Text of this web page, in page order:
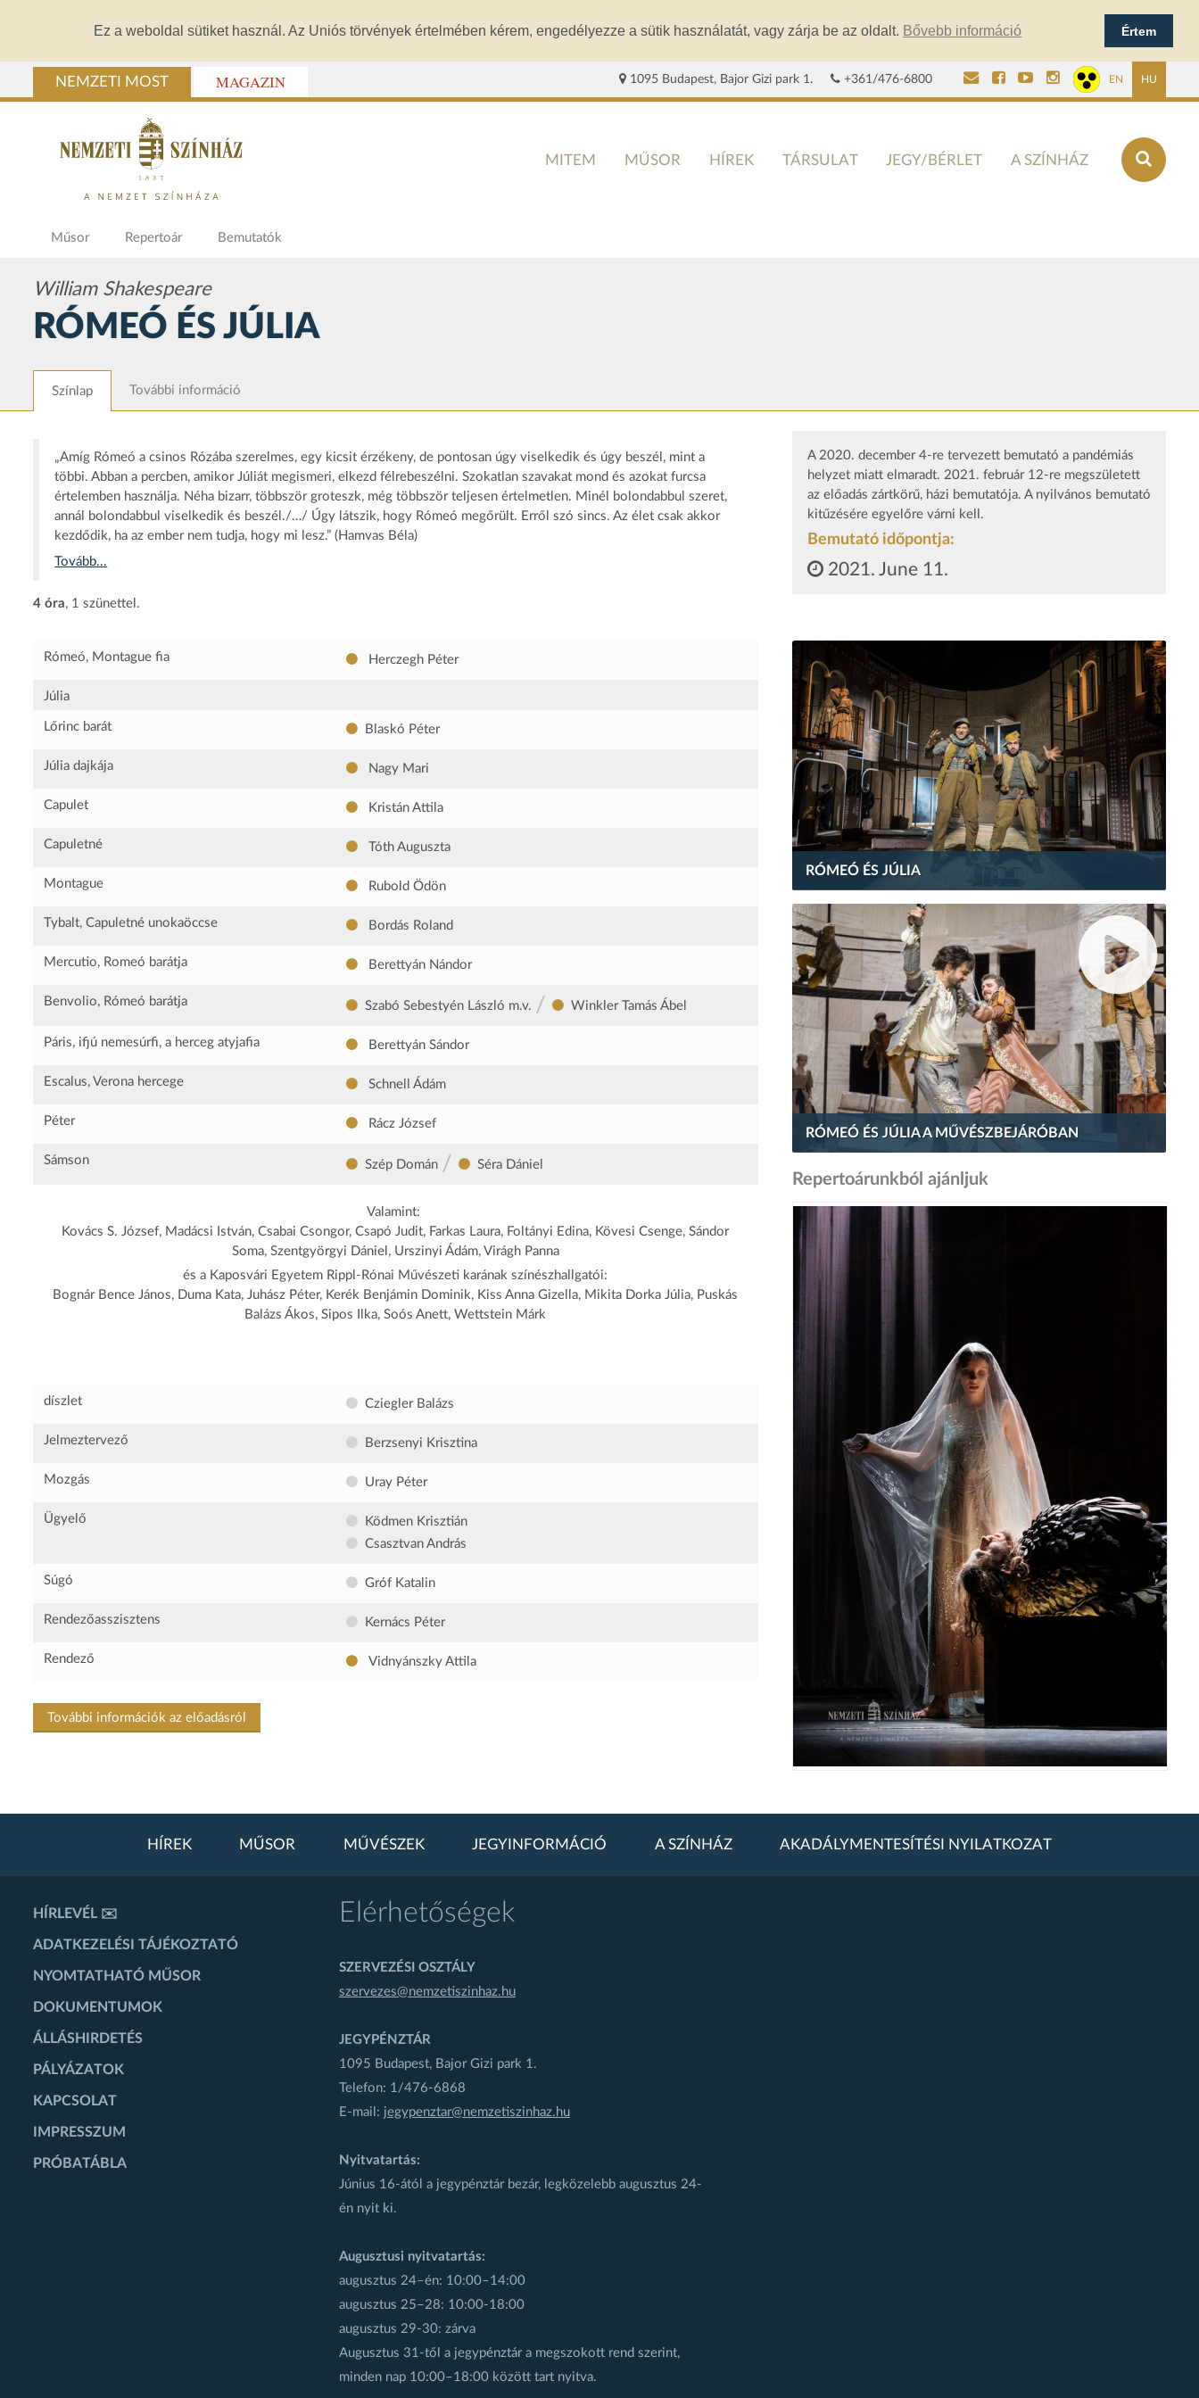
Ez a weboldal sütiket használ. Az Uniós törvények értelmében kérem, engedélyezze a sütik használatát, vagy zárja be az oldalt. Bővebb információ Értem
NEMZETI MOST MAGAZIN 1095 Budapest, Bajor Gizi park 1. +361/476-6800 EN HU
MITEM MŰSOR HÍREK TÁRSULAT JEGY/BÉRLET A SZÍNHÁZ
Műsor Repertoár Bemutatók
William Shakespeare
RÓMEÓ ÉS JÚLIA
Színlap További információ
„Amíg Rómeó a csinos Rózába szerelmes, egy kicsit érzékeny, de pontosan úgy viselkedik és úgy beszél, mint a
többi. Abban a percben, amikor Júliát megismeri, elkezd félrebeszélni. Szokatlan szavakat mond és azokat furcsa
értelemben használja. Néha bizarr, többször groteszk, még többször teljesen értelmetlen. Minél bolondabbul szeret,
annál bolondabbul viselkedik és beszél./…/ Úgy látszik, hogy Rómeó megőrült. Erről szó sincs. Az élet csak akkor
kezdődik, ha az ember nem tudja, hogy mi lesz.” (Hamvas Béla)
Tovább...
4 óra, 1 szünettel.
Rómeó, Montague fia Herczegh Péter
Júlia
Lőrinc barát Blaskó Péter
Júlia dajkája Nagy Mari
Capulet Kristán Attila
Capuletné Tóth Auguszta
Montague Rubold Ödön
Tybalt, Capuletné unokaöccse Bordás Roland
Mercutio, Romeó barátja Berettyán Nándor
Benvolio, Rómeó barátja Szabó Sebestyén László m.v. / Winkler Tamás Ábel
Páris, ifjú nemesúrfi, a herceg atyjafia Berettyán Sándor
Escalus, Verona hercege Schnell Ádám
Péter Rácz József
Sámson Szép Domán / Séra Dániel
Valamint:
Kovács S. József, Madácsi István, Csabai Csongor, Csapó Judit, Farkas Laura, Foltányi Edina, Kövesi Csenge, Sándor
Soma, Szentgyörgyi Dániel, Urszinyi Ádám, Virágh Panna
és a Kaposvári Egyetem Rippl-Rónai Művészeti karának színészhallgatói:
Bognár Bence János, Duma Kata, Juhász Péter, Kerék Benjámin Dominik, Kiss Anna Gizella, Mikita Dorka Júlia, Puskás
Balázs Ákos, Sipos Ilka, Soós Anett, Wettstein Márk
díszlet Cziegler Balázs
Jelmeztervező Berzsenyi Krisztina
Mozgás Uray Péter
Ügyelő
Ködmen Krisztián
Csasztvan András
Súgó Gróf Katalin
Rendezőasszisztens Kernács Péter
Rendező Vidnyánszky Attila
További információk az előadásról
A 2020. december 4-re tervezett bemutató a pandémiás
helyzet miatt elmaradt. 2021. február 12-re megszületett
az előadás zártkörű, házi bemutatója. A nyilvános bemutató
kitűzésére egyelőre várni kell.
Bemutató időpontja:
2021. June 11.
RÓMEÓ ÉS JÚLIA
RÓMEÓ ÉS JÚLIA A MŰVÉSZBEJÁRÓBAN
Repertoárunkból ajánljuk
HÍREK MŰSOR MŰVÉSZEK JEGYINFORMÁCIÓ A SZÍNHÁZ AKADÁLYMENTESÍTÉSI NYILATKOZAT
HÍRLEVÉL ✉️
ADATKEZELÉSI TÁJÉKOZTATÓ
NYOMTATHATÓ MŰSOR
DOKUMENTUMOK
ÁLLÁSHIRDETÉS
PÁLYÁZATOK
KAPCSOLAT
IMPRESSZUM
PRÓBATÁBLA
Elérhetőségek
SZERVEZÉSI OSZTÁLY
szervezes@nemzetiszinhaz.hu
JEGYPÉNZTÁR
1095 Budapest, Bajor Gizi park 1.
Telefon: 1/476-6868
E-mail: jegypenztar@nemzetiszinhaz.hu
Nyitvatartás:
Június 16-ától a jegypénztár bezár, legközelebb augusztus 24-
én nyit ki.
Augusztusi nyitvatartás:
augusztus 24–én: 10:00–14:00
augusztus 25–28: 10:00-18:00
augusztus 29-30: zárva
Augusztus 31-től a jegypénztár a megszokott rend szerint,
minden nap 10:00–18:00 között tart nyitva.